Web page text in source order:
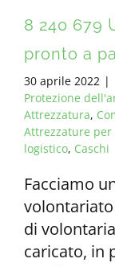
8 240 679
pronto a
30 aprile 2022 |
Protezione
Attrezzatura,
Attrezzature
logistico, Caschi
Facciamo
di
caricato, in